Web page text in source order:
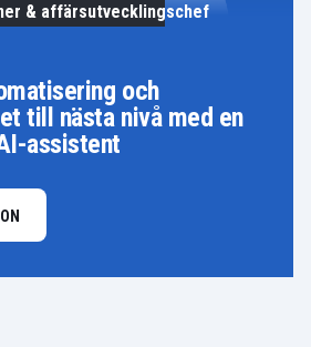
och
till nästa nivå med en
assistent
& affärsutvecklingschef